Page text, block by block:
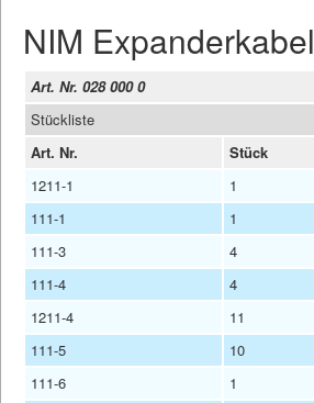
NIM Expanderkabel
Art. Nr. 028 000 0
Stückliste
Art. Nr.
Stück
1211-1
1
111-1
1
111-3
4
111-4
4
1211-4
11
111-5
10
111-6
1